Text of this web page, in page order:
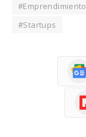
#Emprendimiento
#Startups